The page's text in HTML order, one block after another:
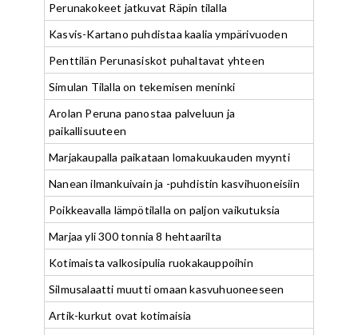
Perunakokeet jatkuvat Räpin tilalla
Kasvis-Kartano puhdistaa kaalia ympärivuoden
Penttilän Perunasiskot puhaltavat yhteen
Simulan Tilalla on tekemisen meninki
Arolan Peruna panostaa palveluun ja
paikallisuuteen
Marjakaupalla paikataan lomakuukauden myynti
Nanean ilmankuivain ja -puhdistin kasvihuoneisiin
Poikkeavalla lämpötilalla on paljon vaikutuksia
Marjaa yli 300 tonnia 8 hehtaarilta
Kotimaista valkosipulia ruokakauppoihin
Silmusalaatti muutti omaan kasvuhuoneeseen
Artik-kurkut ovat kotimaisia